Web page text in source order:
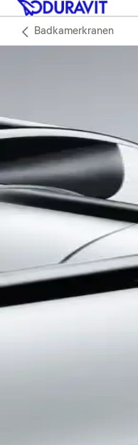
Badkamerkranen